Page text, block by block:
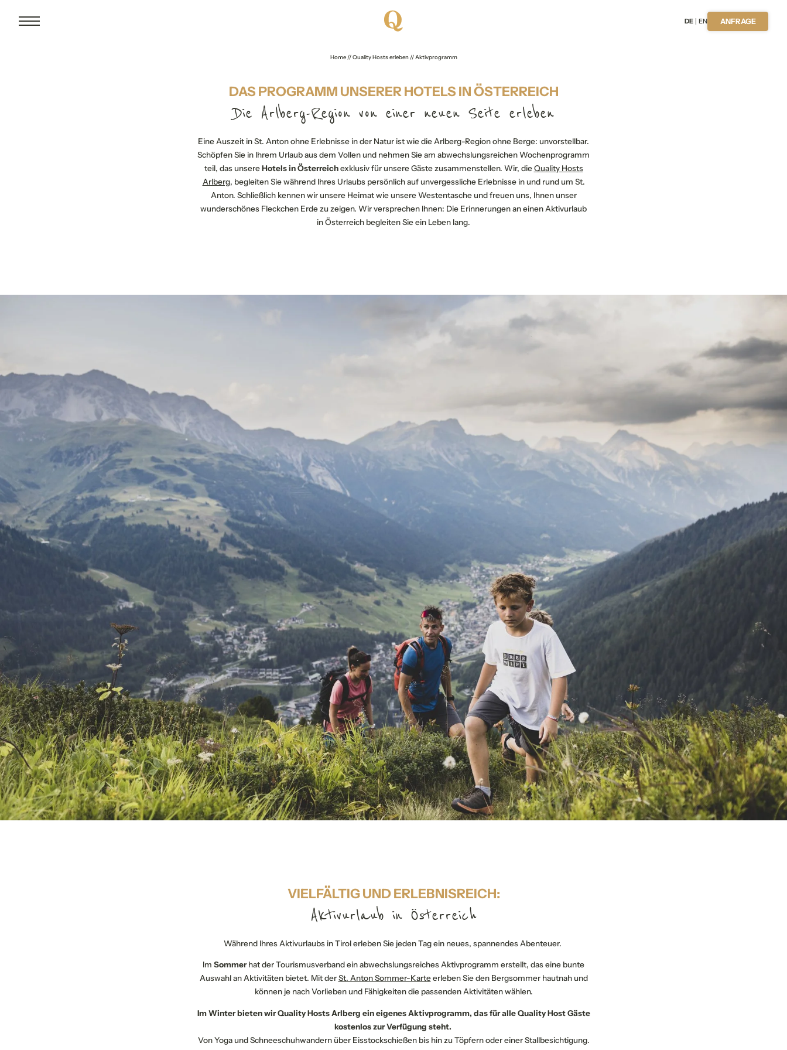
IHR TRAUMURLAUB IN ST. ANTON
Jetzt unverbindlich anfragen
Alle auswählen
Kategorie Unterkunftstyp Verpflegung
DE EN ANFRAGE
ÜBER UNS
Unsere Mission
Respect the Goat
Mitglied werden
Jobs
MITGLIEDSBETRIEBE UNSERE STORYS QUALITY HOSTS ERLEBEN
Erlebnisse, die nachhallen
Aktivprogramm
Unsere Events
The Arlberg Journey Oktober 2027
SANFTE ANREISE
Home //Quality Hosts erleben //Aktivprogramm
DAS PROGRAMM UNSERER HOTELS IN ÖSTERREICH
Die Arlberg-Region von einer neuen Seite erleben
Eine Auszeit in St. Anton ohne Erlebnisse in der Natur ist wie die Arlberg-Region ohne Berge: unvorstellbar.
Schöpfen Sie in Ihrem Urlaub aus dem Vollen und nehmen Sie am abwechslungsreichen Wochenprogramm
teil, das unsereHotels in Österreichexklusiv für unsere Gäste zusammenstellen. Wir, dieQuality Hosts
Arlberg, begleiten Sie während Ihres Urlaubs persönlich auf unvergessliche Erlebnisse in und rund um St.
Anton. Schließlich kennen wir unsere Heimat wie unsere Westentasche und freuen uns, Ihnen unser
wunderschönes Fleckchen Erde zu zeigen. Wir versprechen Ihnen: Die Erinnerungen an einen Aktivurlaub
in Österreich begleiten Sie ein Leben lang.
VIELFÄLTIG UND ERLEBNISREICH:
Aktivurlaub in Österreich
Während Ihres Aktivurlaubs in Tirol erleben Sie jeden Tag ein neues, spannendes Abenteuer.
Im Sommerhat der Tourismusverband ein abwechslungsreiches Aktivprogramm erstellt, das eine bunte
Auswahl an Aktivitäten bietet. Mit derSt. Anton Sommer-Karteerleben Sie den Bergsommer hautnah und
können je nach Vorlieben und Fähigkeiten die passenden Aktivitäten wählen.
Im Winter bieten wir Quality Hosts Arlberg ein eigenes Aktivprogramm, das für alle Quality Host Gäste
kostenlos zur Verfügung steht.
Von Yoga und Schneeschuhwandern über Eisstockschießen bis hin zu Töpfern oder einer Stallbesichtigung.